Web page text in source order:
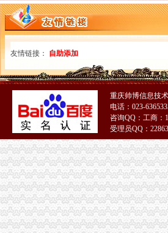
重庆海关2012年报关员报名缴费事项_重庆报
重庆6家企业获海关总署“AA”认证-中新网
重庆海关关于2008年报关员报名现场确认有关
重庆海关助推中欧班列（重庆）规模化运邮-评
2015年国家公务员【重庆海关】录用报到通知_
中华共和国青岛海关
重庆海关2012年公开遴选公务员报名况公示-中
重庆海关优化监管服务助力跨境电商快速发展
重庆保税区-搜百科
2015年国家公务员重庆海关寄送资格复审材料
重庆海关年报
2012年重庆海关税务、昆明海关税务报考条件
重庆海关顺利切换全国通关一体化模式渝企可
全国通关一体化启动重庆海关办理张报关单_
重庆海关顺利切换全国通关一体化模式渝企可
重庆海关关于2012年度录用公务员面试工作有
2013年重庆海关公告第1号-报关员-报名网
重庆海关切换通关一体化模式渝企可在全国任
友情链接： 自助添加
重庆帅博信息技
电话：023-
咨询QQ：工商：
受理员QQ：